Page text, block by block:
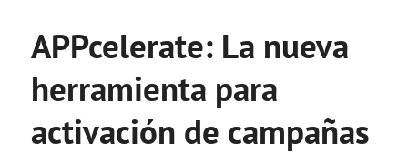
APPcelerate: La nueva
herramienta para
activación de campañas